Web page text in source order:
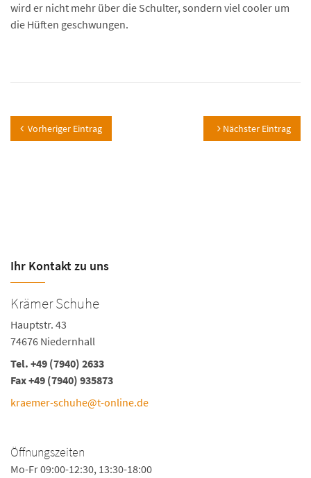
wird er nicht mehr über die Schulter, sondern viel cooler um
die Hüften geschwungen.
Vorheriger Eintrag Nächster Eintrag
Ihr Kontakt zu uns
Krämer Schuhe
Hauptstr. 43
74676 Niedernhall
Tel. +49 (7940) 2633
Fax +49 (7940) 935873
kraemer-schuhe@t-online.de
Öffnungszeiten
Mo-Fr 09:00-12:30, 13:30-18:00